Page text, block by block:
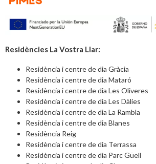
Residències La Vostra Llar:
Residència i centre de dia Gràcia
Residència i centre de dia Mataró
Residència i centre de dia Les Oliveres
Residència i centre de dia Les Dàlies
Residència i centre de dia La Rambla
Residència i centre de dia Blanes
Residència Reig
Residència i centre de dia Terrassa
Residència i centre de dia Parc Güell